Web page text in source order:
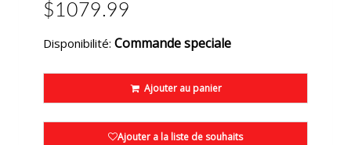
$1079.99
Disponibilité: Commande speciale
Ajouter au panier
Ajouter a la liste de souhaits